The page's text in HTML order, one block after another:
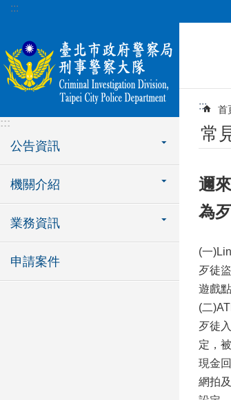
跳到主要內容區塊
:::
:::
公告資訊
機關介紹
業務資訊
申請案件
::: 首
常
邇
為
(一
歹徒
遊戲
(二
歹徒
定，
現金
網拍